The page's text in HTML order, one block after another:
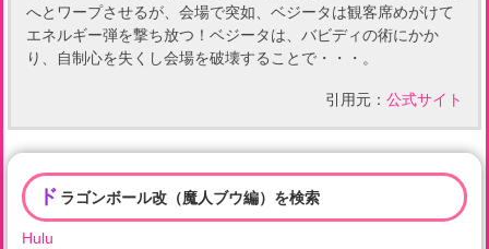
へとワープさせるが、会場で突如、ベジータは観客席めがけて
エネルギー弾を撃ち放つ！ベジータは、バビディの術にかか
り、自制心を失くし会場を破壊することで・・・。
引用元： 公式サイト
ド ラゴンボール改（魔人ブウ編）を検索
Hulu